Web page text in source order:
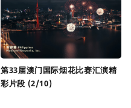
第33届澳门国际烟花比赛汇演精
彩片段 (2/10)